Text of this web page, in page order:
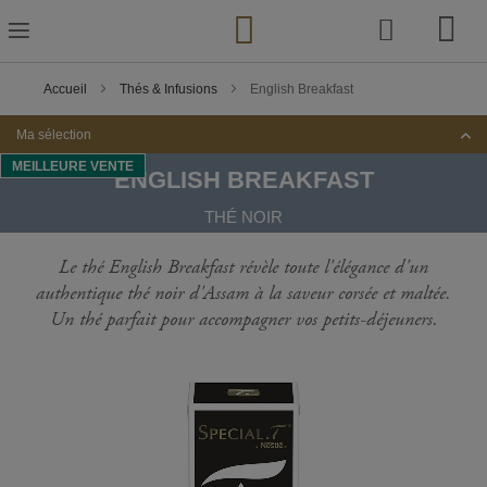
to
Content
Accueil Thés & Infusions English Breakfast
Ma sélection
MEILLEURE VENTEENGLISH BREAKFAST
THÉ NOIR
Le thé English Breakfast révèle toute l'élégance d'un
authentique thé noir d'Assam à la saveur corsée et maltée.
Un thé parfait pour accompagner vos petits-déjeuners.